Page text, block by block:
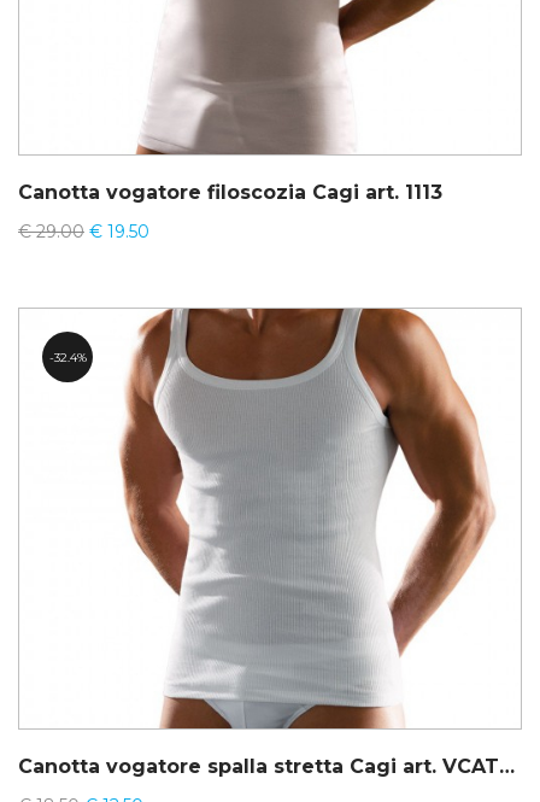
Canotta vogatore filoscozia Cagi art. 1113
€29.00 € 19.50
32.4%
Canotta vogatore spalla stretta Cagi art. VCAT01100